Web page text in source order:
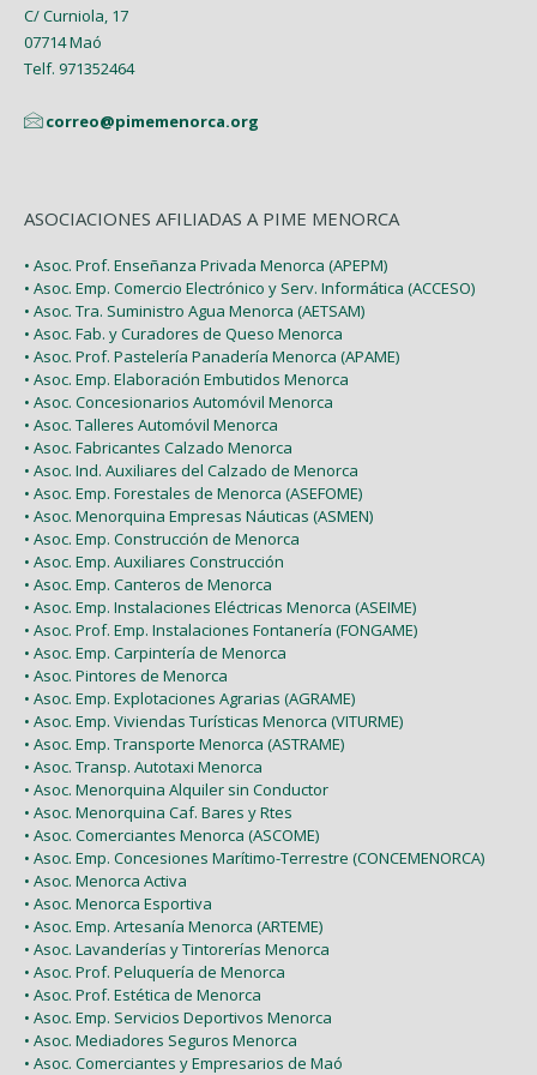
Febrero (6)
Enero (2)
C/ Curniola, 17
07714 Maó
Telf. 971352464
correo@pimemenorca.org
ASOCIACIONES AFILIADAS A PIME MENORCA
• Asoc. Prof. Enseñanza Privada Menorca (APEPM)
• Asoc. Emp. Comercio Electrónico y Serv. Informática (ACCESO)
• Asoc. Tra. Suministro Agua Menorca (AETSAM)
• Asoc. Fab. y Curadores de Queso Menorca
• Asoc. Prof. Pastelería Panadería Menorca (APAME)
• Asoc. Emp. Elaboración Embutidos Menorca
• Asoc. Concesionarios Automóvil Menorca
• Asoc. Talleres Automóvil Menorca
• Asoc. Fabricantes Calzado Menorca
• Asoc. Ind. Auxiliares del Calzado de Menorca
• Asoc. Emp. Forestales de Menorca (ASEFOME)
• Asoc. Menorquina Empresas Náuticas (ASMEN)
• Asoc. Emp. Construcción de Menorca
• Asoc. Emp. Auxiliares Construcción
• Asoc. Emp. Canteros de Menorca
• Asoc. Emp. Instalaciones Eléctricas Menorca (ASEIME)
• Asoc. Prof. Emp. Instalaciones Fontanería (FONGAME)
• Asoc. Emp. Carpintería de Menorca
• Asoc. Pintores de Menorca
• Asoc. Emp. Explotaciones Agrarias (AGRAME)
• Asoc. Emp. Viviendas Turísticas Menorca (VITURME)
• Asoc. Emp. Transporte Menorca (ASTRAME)
• Asoc. Transp. Autotaxi Menorca
• Asoc. Menorquina Alquiler sin Conductor
• Asoc. Menorquina Caf. Bares y Rtes
• Asoc. Comerciantes Menorca (ASCOME)
• Asoc. Emp. Concesiones Marítimo-Terrestre (CONCEMENORCA)
• Asoc. Menorca Activa
• Asoc. Menorca Esportiva
• Asoc. Emp. Artesanía Menorca (ARTEME)
• Asoc. Lavanderías y Tintorerías Menorca
• Asoc. Prof. Peluquería de Menorca
• Asoc. Prof. Estética de Menorca
• Asoc. Emp. Servicios Deportivos Menorca
• Asoc. Mediadores Seguros Menorca
• Asoc. Comerciantes y Empresarios de Maó